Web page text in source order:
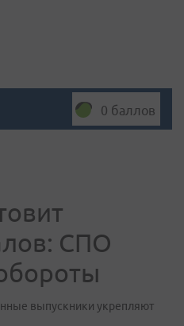
0 баллов
СПО
выпускники укрепляют